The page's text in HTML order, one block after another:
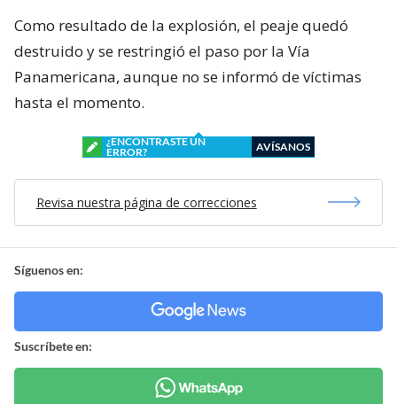
Como resultado de la explosión, el peaje quedó
destruido y se restringió el paso por la Vía
Panamericana, aunque no se informó de víctimas
hasta el momento.
¿ENCONTRASTE UN
ERROR?
AVÍSANOS
Revisa nuestra página de correcciones
Síguenos en:
Suscríbete en: